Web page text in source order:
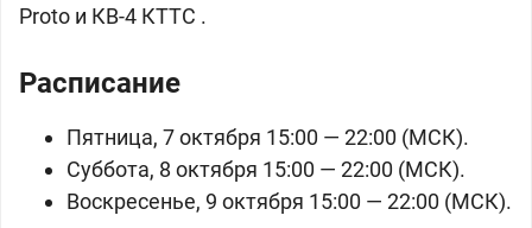
Proto и КВ-4 КТТС .
Расписание
Пятница, 7 октября 15:00 — 22:00 (МСК).
Суббота, 8 октября 15:00 — 22:00 (МСК).
Воскресенье, 9 октября 15:00 — 22:00 (МСК).